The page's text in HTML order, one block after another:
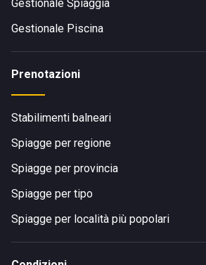
Gestionale Spiaggia
Gestionale Piscina
Prenotazioni
Stabilimenti balneari
Spiagge per regione
Spiagge per provincia
Spiagge per tipo
Spiagge per località più popolari